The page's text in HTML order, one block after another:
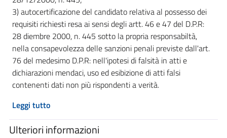
3) autocertificazione del candidato relativa al possesso dei
requisiti richiesti resa ai sensi degli artt. 46 e 47 del D.P.R:
28 diembre 2000, n. 445 sotto la propria responsabiltà,
nella consapevolezza delle sanzioni penali previste dall'art.
76 del medesimo D.P.R: nell'ipotesi di falsità in atti e
dichiarazioni mendaci, uso ed esibizione di atti falsi
contenenti dati non più rispondenti a verità.
Leggi tutto
Ulteriori informazioni